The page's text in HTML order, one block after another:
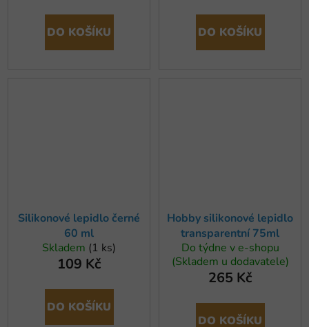
DO KOŠÍKU DO KOŠÍKU
Silikonové lepidlo černé
60 ml
Skladem (1 ks)
109 Kč
DO KOŠÍKU
Hobby silikonové lepidlo
transparentní 75ml
Do týdne v e-shopu
(Skladem u dodavatele)
265 Kč
DO KOŠÍKU